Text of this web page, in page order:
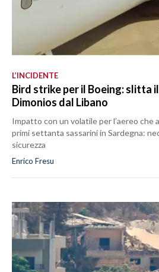
L’INCIDENTE
Bird strike per il Boeing: slitta
Dimonios dal Libano
Impatto con un volatile per l’aereo
primi settanta sassarini in Sardegna:
sicurezza
Enrico Fresu